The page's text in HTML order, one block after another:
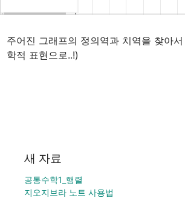
주어진 그래프의 정의역과 치역을 찾아
학적 표현으로..!)
새 자료
공통수학1_행렬
지오지브라 노트 사용법